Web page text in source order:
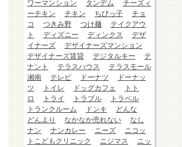
ワーマンション
タンデム
チーズィ
ーチキン
チキン ちびっ子
チョ
コ
つきみ野 つけ麺
テイクアウ
ト
ディズニー ディンクス
デザ
イナーズ
デザイナーズマンション
デザイナーズ賃貸
デジタルキー
テ
ナント
テラスハウス
テラスモール
湘南
テレビ ドーナツ
ドーナッ
ツ
トイレ ドッグカフェ
トト
ロ
トライ トラブル
トラベル
トランクルーム
ドンキ
どんな
どんより
なかなか売れない
なし
ナン
ナンカレー ニーズ
ニコッ
トこどもクリニック
ニジマス
ニッ